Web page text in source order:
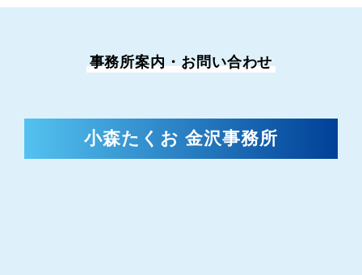
事務所案内・お問い合わせ
小森たくお 金沢事務所